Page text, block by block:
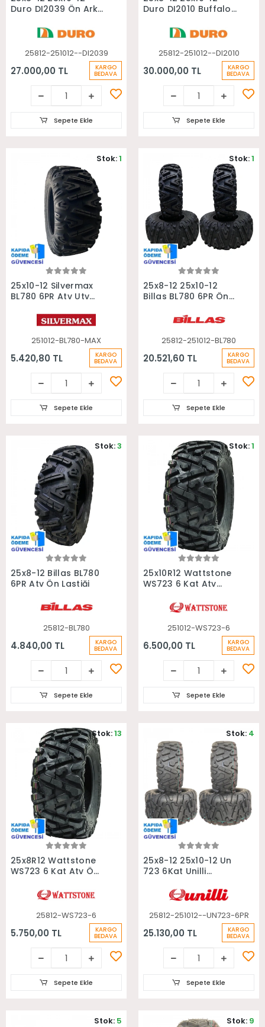
Duro DI2039 Ön Arka
25812-251012--DI2039
27.000,00 TL KARGO
BEDAVA
Sepete Ekle
Duro DI2010 Buffalo
Lastiği
25812-251012--DI2010
30.000,00 TL KARGO
BEDAVA
Sepete Ekle
Sepete Ekle
25x10-12 Silvermax
BL780 6PR Atv Utv
251012-BL780-MAX
5.420,80 TL KARGO
BEDAVA
Stok:1
Sepete Ekle
Sepete Ekle
25x8-12 25x10-12
Billas BL780 6PR Ön
25812-251012-BL780
20.521,60 TL KARGO
BEDAVA
Stok:1
Sepete Ekle
Sepete Ekle
25x8-12 Billas BL780
6PR Atv Ön Lastiği
25812-BL780
4.840,00 TL KARGO
BEDAVA
Stok:3
Sepete Ekle
Sepete Ekle
25x10R12 Wattstone
WS723 6 Kat Atv
251012-WS723-6
6.500,00 TL KARGO
BEDAVA
Stok:1
Sepete Ekle
Sepete Ekle
25x8R12 Wattstone
WS723 6 Kat Atv Ön
25812-WS723-6
5.750,00 TL KARGO
BEDAVA
Stok:13
Sepete Ekle
Sepete Ekle
25x8-12 25x10-12 Un
723 6Kat Unilli
Lastiği
25812-251012--UN723-6PR
25.130,00 TL KARGO
BEDAVA
Stok: 4
Sepete Ekle
Stok: 5 Stok: 9